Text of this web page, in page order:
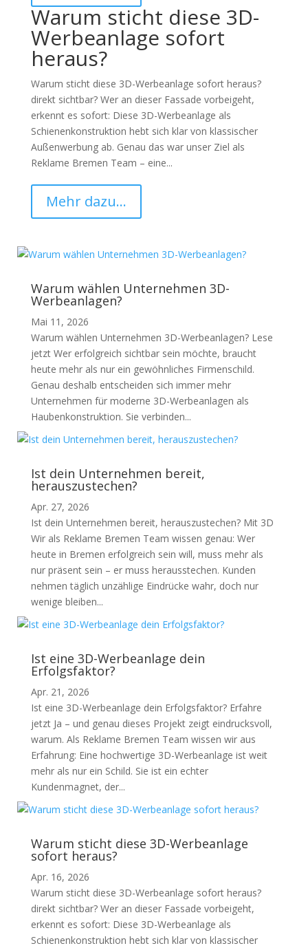
Warum sticht diese 3D-
Werbeanlage sofort
heraus?
Warum sticht diese 3D-Werbeanlage sofort heraus?
direkt sichtbar? Wer an dieser Fassade vorbeigeht,
erkennt es sofort: Diese 3D-Werbeanlage als
Schienenkonstruktion hebt sich klar von klassischer
Außenwerbung ab. Genau das war unser Ziel als
Reklame Bremen Team – eine...
Mehr dazu…
Warum wählen Unternehmen 3D-
Werbeanlagen?
Mai 11, 2026
Warum wählen Unternehmen 3D-Werbeanlagen? Lese
jetzt Wer erfolgreich sichtbar sein möchte, braucht
heute mehr als nur ein gewöhnliches Firmenschild.
Genau deshalb entscheiden sich immer mehr
Unternehmen für moderne 3D-Werbeanlagen als
Haubenkonstruktion. Sie verbinden...
Ist dein Unternehmen bereit,
herauszustechen?
Apr. 27, 2026
Ist dein Unternehmen bereit, herauszustechen? Mit 3D
Wir als Reklame Bremen Team wissen genau: Wer
heute in Bremen erfolgreich sein will, muss mehr als
nur präsent sein – er muss herausstechen. Kunden
nehmen täglich unzählige Eindrücke wahr, doch nur
wenige bleiben...
Ist eine 3D-Werbeanlage dein
Erfolgsfaktor?
Apr. 21, 2026
Ist eine 3D-Werbeanlage dein Erfolgsfaktor? Erfahre
jetzt Ja – und genau dieses Projekt zeigt eindrucksvoll,
warum. Als Reklame Bremen Team wissen wir aus
Erfahrung: Eine hochwertige 3D-Werbeanlage ist weit
mehr als nur ein Schild. Sie ist ein echter
Kundenmagnet, der...
Warum sticht diese 3D-Werbeanlage
sofort heraus?
Apr. 16, 2026
Warum sticht diese 3D-Werbeanlage sofort heraus?
direkt sichtbar? Wer an dieser Fassade vorbeigeht,
erkennt es sofort: Diese 3D-Werbeanlage als
Schienenkonstruktion hebt sich klar von klassischer